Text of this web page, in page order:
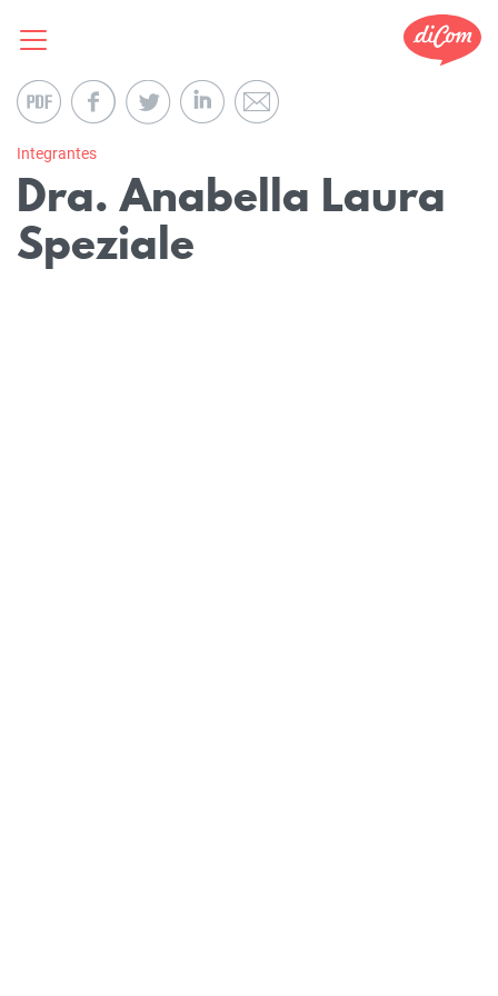
Integrantes
Dra. Anabella Laura
Speziale